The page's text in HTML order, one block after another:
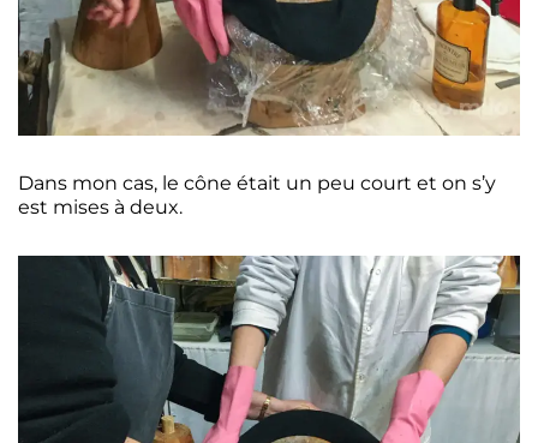
Dans mon cas, le cône était un peu court et on s’y
est mises à deux.